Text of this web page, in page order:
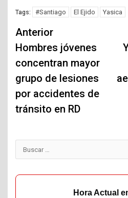
Tags: #Santiago El Ejido Yasica
Navegación
de
entradas
Anterior
Hombres jóvenes
concentran mayor
grupo de lesiones
por accidentes de
tránsito en RD
Buscar:
Hora Actual